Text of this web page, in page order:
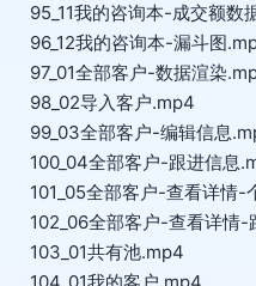
95_11我的咨询本-成交额数
96_12我的咨询本-漏斗图
97_01全部客户-数据渲染
98_02导入客户.mp4
99_03全部客户-编辑信息
100_04全部客户-跟进信息
101_05全部客户-查看详情-
102_06全部客户-查看详情-
103_01共有池.mp4